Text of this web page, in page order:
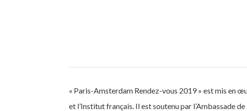
« Paris-Amsterdam Rendez-vous 2019 » est mis en
et l’Institut français. Il est soutenu par l’Ambassade